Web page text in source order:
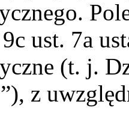
ust. 7a
(t. j.
z